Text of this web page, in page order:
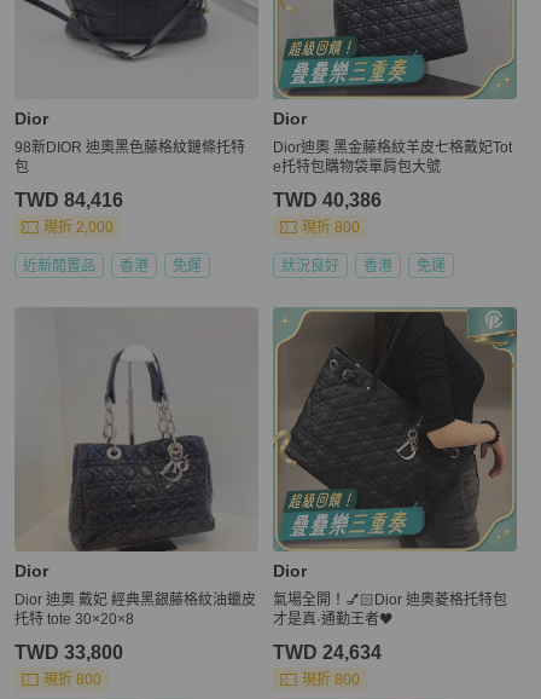
Dior
98新DIOR 迪奧黑色藤格紋鏈條托特
包
TWD 84,416
現折 2,000
近新閒置品 香港 免運
Dior
Dior迪奧 黑金藤格紋羊皮七格戴妃Tot
e托特包購物袋單肩包大號
TWD 40,386
現折 800
狀況良好 香港 免運
Dior
Dior 迪奧 戴妃 經典黑銀藤格紋油蠟皮
托特 tote 30×20×8
TWD 33,800
現折 800
Dior
氣場全開！💅🏻Dior 迪奧菱格托特包
才是真·通勤王者🖤
TWD 24,634
現折 800